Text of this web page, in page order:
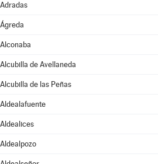
Adradas
Ágreda
Alconaba
Alcubilla de Avellaneda
Alcubilla de las Peñas
Aldealafuente
Aldealices
Aldealpozo